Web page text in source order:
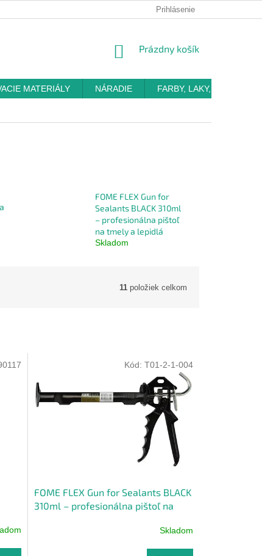
Prihlásenie
NÁKUPNÝ
Prázdny košík
MATERIÁLY NÁRADIE FARBY, LAKY, OMIETKY
FOME FLEX Gun for
Sealants BLACK 310ml
– profesionálna pištoľ
na tmely a lepidlá
Skladom
11 položiek celkom
FOME FLEX Gun for Sealants BLACK
310ml – profesionálna pištoľ na
Skladom
Kód: T01-2-1-004